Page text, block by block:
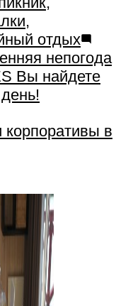
,
отдых
непогода
Вы найдете
в